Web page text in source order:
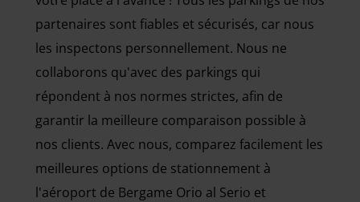
partenaires sont fiables et sécurisés, car nous
les inspectons personnellement. Nous ne
collaborons qu'avec des parkings qui
répondent à nos normes strictes, afin de
garantir la meilleure comparaison possible à
nos clients. Avec nous, comparez facilement les
meilleures options de stationnement à
l'aéroport de Bergame Orio al Serio et